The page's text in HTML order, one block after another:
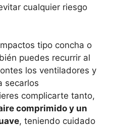
cualquier riesgo
tipo concha o
puedes recurrir al
los ventiladores y
secarlos
complicarte tanto,
comprimido y un
, teniendo cuidado